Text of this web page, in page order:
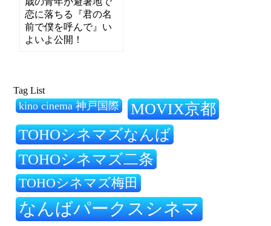
恋に落ちる『君の名
前で僕を呼んで』い
よいよ公開！
Tag List
kino cinema 神戸国際 MOVIX京都
TOHOシネマズなんば
TOHOシネマズ二条
TOHOシネマズ梅田
なんばパークスシネマ